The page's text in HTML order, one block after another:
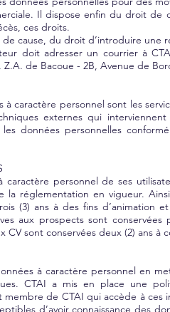
Il dispose enfin du droit
ces droits.
cause, du droit d’introduire une
doit adresser un courrier à
Z.A. de Bacoue - 2B, Avenue de
à caractère personnel sont les
externes qui
données personnelles
caractère personnel de ses
réglementation en vigueur.
(3) ans à des fins d’animation
aux prospects sont
CV sont conservées deux (2) ans
à caractère personnel en
CTAI a mis en place une
de CTAI qui accède à
d’avoir connaissance des